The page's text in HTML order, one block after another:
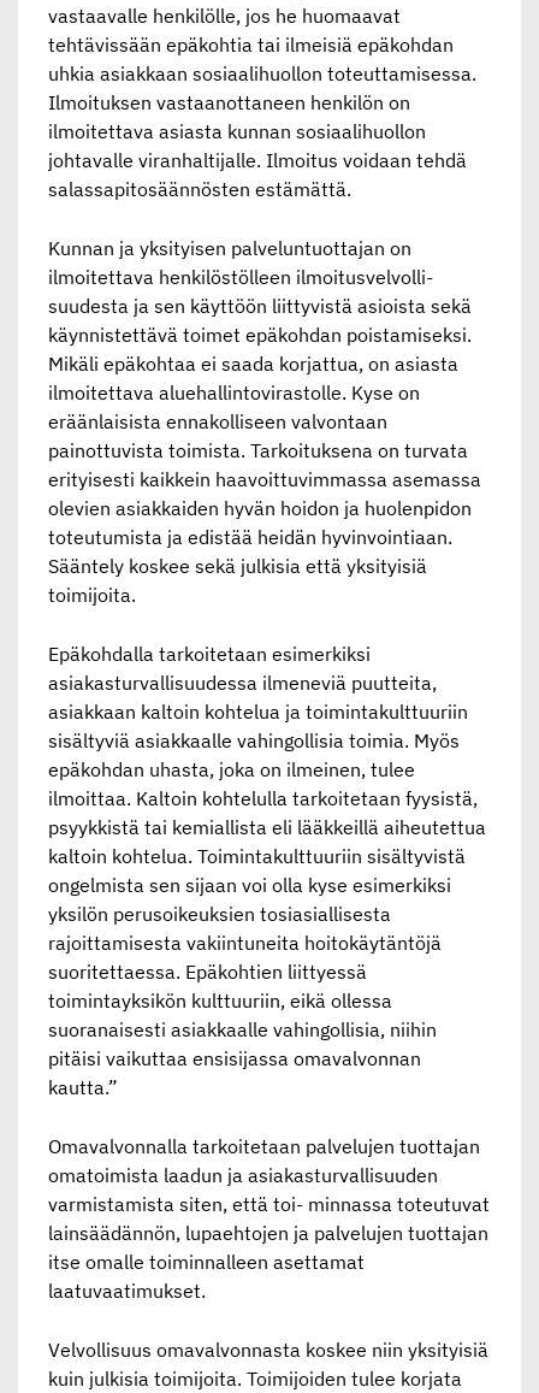
vastaavalle henkilölle, jos he huomaavat
tehtävissään epäkohtia tai ilmeisiä epäkohdan
uhkia asiakkaan sosiaalihuollon toteuttamisessa.
Ilmoituksen vastaanottaneen henkilön on
ilmoitettava asiasta kunnan sosiaalihuollon
johtavalle viranhaltijalle. Ilmoitus voidaan tehdä
salassapitosäännösten estämättä.
Kunnan ja yksityisen palveluntuottajan on
ilmoitettava henkilöstölleen ilmoitusvelvolli-
suudesta ja sen käyttöön liittyvistä asioista sekä
käynnistettävä toimet epäkohdan poistamiseksi.
Mikäli epäkohtaa ei saada korjattua, on asiasta
ilmoitettava aluehallintovirastolle. Kyse on
eräänlaisista ennakolliseen valvontaan
painottuvista toimista. Tarkoituksena on turvata
erityisesti kaikkein haavoittuvimmassa asemassa
olevien asiakkaiden hyvän hoidon ja huolenpidon
toteutumista ja edistää heidän hyvinvointiaan.
Sääntely koskee sekä julkisia että yksityisiä
toimijoita.
Epäkohdalla tarkoitetaan esimerkiksi
asiakasturvallisuudessa ilmeneviä puutteita,
asiakkaan kaltoin kohtelua ja toimintakulttuuriin
sisältyviä asiakkaalle vahingollisia toimia. Myös
epäkohdan uhasta, joka on ilmeinen, tulee
ilmoittaa. Kaltoin kohtelulla tarkoitetaan fyysistä,
psyykkistä tai kemiallista eli lääkkeillä aiheutettua
kaltoin kohtelua. Toimintakulttuuriin sisältyvistä
ongelmista sen sijaan voi olla kyse esimerkiksi
yksilön perusoikeuksien tosiasiallisesta
rajoittamisesta vakiintuneita hoitokäytäntöjä
suoritettaessa. Epäkohtien liittyessä
toimintayksikön kulttuuriin, eikä ollessa
suoranaisesti asiakkaalle vahingollisia, niihin
pitäisi vaikuttaa ensisijassa omavalvonnan
kautta.”
Omavalvonnalla tarkoitetaan palvelujen tuottajan
omatoimista laadun ja asiakasturvallisuuden
varmistamista siten, että toi- minnassa toteutuvat
lainsäädännön, lupaehtojen ja palvelujen tuottajan
itse omalle toiminnalleen asettamat
laatuvaatimukset.
Velvollisuus omavalvonnasta koskee niin yksityisiä
kuin julkisia toimijoita. Toimijoiden tulee korjata